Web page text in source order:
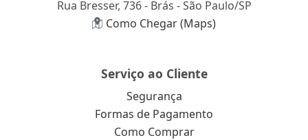
Rua Bresser, 736 - Brás - São Paulo/SP
Como Chegar (Maps)
Serviço ao Cliente
Segurança
Formas de Pagamento
Como Comprar